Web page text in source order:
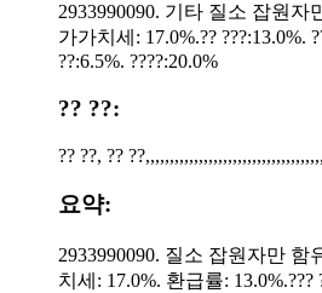
2933990090. 기타 질소 잡원
가가치세: 17.0%.?? ???:13.0%.
??:6.5%. ????:20.0%
?? ??:
?? ??, ??
요약:
2933990090. 질소 잡원자만
치세: 17.0%. 환급률: 13.0%.???